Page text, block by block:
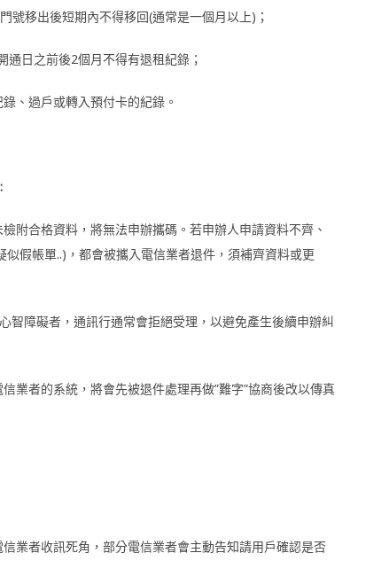
號移出後短期內不得移回(通常是一個月以上)；
日之前後2個月不得有退租紀錄；
、過戶或轉入預付卡的紀錄。
附合格資料，將無法申辦攜碼。若申辦人申請資料不齊、
假帳單..)，都會被攜入電信業者退件，須補齊資料或更
智障礙者，通訊行通常會拒絕受理，以避免產生後續申辦糾
業者的系統，將會先被退件處理再做”難字”協商後改以傳真
業者收訊死角，部分電信業者會主動告知請用戶確認是否